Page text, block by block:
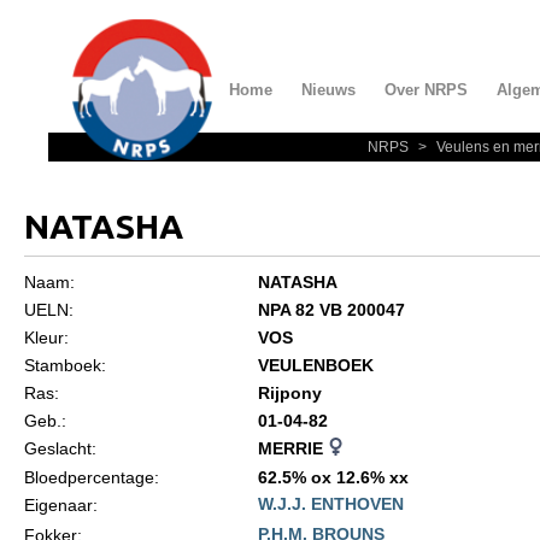
Home Nieuws Over NRPS
Over NRPS
Privacyverklaring
Algemeen
NRPS > Veulens en
NATASHA
Naam:
NATASHA
UELN:
NPA 82 VB 200047
Kleur:
VOS
Stamboek:
VEULENBOEK
Ras:
Rijpony
Geb.:
01-04-82
Geslacht:
MERRIE
Bloedpercentage:
62.5% ox 12.6% xx
Eigenaar:
W.J.J. ENTHOVEN
Fokker:
P.H.M. BROUNS